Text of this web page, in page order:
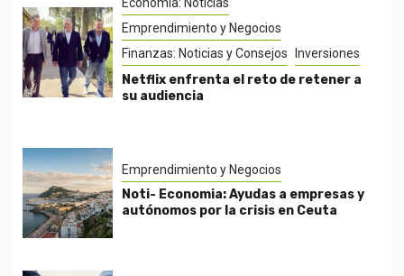
Emprendimiento y Negocios
Finanzas: Noticias y Consejos
Inversiones
Netflix enfrenta el reto de retener a
su audiencia
Emprendimiento y Negocios
Noti- Economia: Ayudas a empresas y
autónomos por la crisis en Ceuta